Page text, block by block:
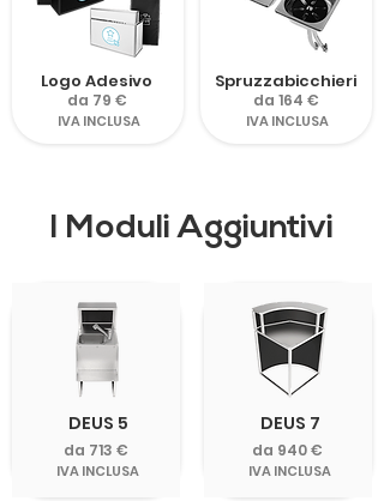
Logo Adesivo
da 79 €
IVA INCLUSA
Spruzzabicchieri
da 164 €
IVA INCLUSA
I Moduli Aggiuntivi
DEUS 5
da 713 €
IVA INCLUSA
DEUS 7
da 940 €
IVA INCLUSA